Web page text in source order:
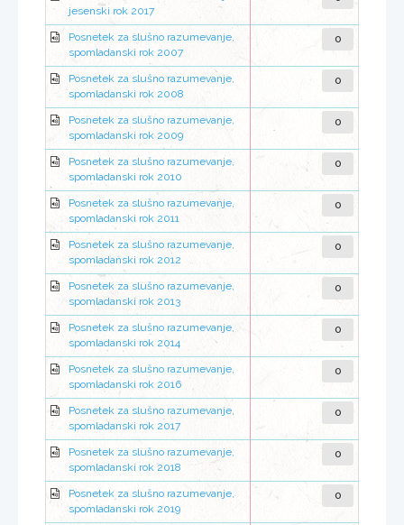
jesenski rok 2017
Posnetek za slušno razumevanje,
spomladanski rok 2007
0
Posnetek za slušno razumevanje,
spomladanski rok 2008
0
Posnetek za slušno razumevanje,
spomladanski rok 2009
0
Posnetek za slušno razumevanje,
spomladanski rok 2010
0
Posnetek za slušno razumevanje,
spomladanski rok 2011
0
Posnetek za slušno razumevanje,
spomladanski rok 2012
0
Posnetek za slušno razumevanje,
spomladanski rok 2013
0
Posnetek za slušno razumevanje,
spomladanski rok 2014
0
Posnetek za slušno razumevanje,
spomladanski rok 2016
0
Posnetek za slušno razumevanje,
spomladanski rok 2017
0
Posnetek za slušno razumevanje,
spomladanski rok 2018
0
Posnetek za slušno razumevanje,
spomladanski rok 2019
0